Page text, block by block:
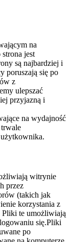
na
jest
są najbardziej i
poruszają się po
z
ulepszać
przyjazną i
na wydajność
witrynie
przez
(takich jak
korzystania z
Pliki te umożliwiają
się.Pliki
po